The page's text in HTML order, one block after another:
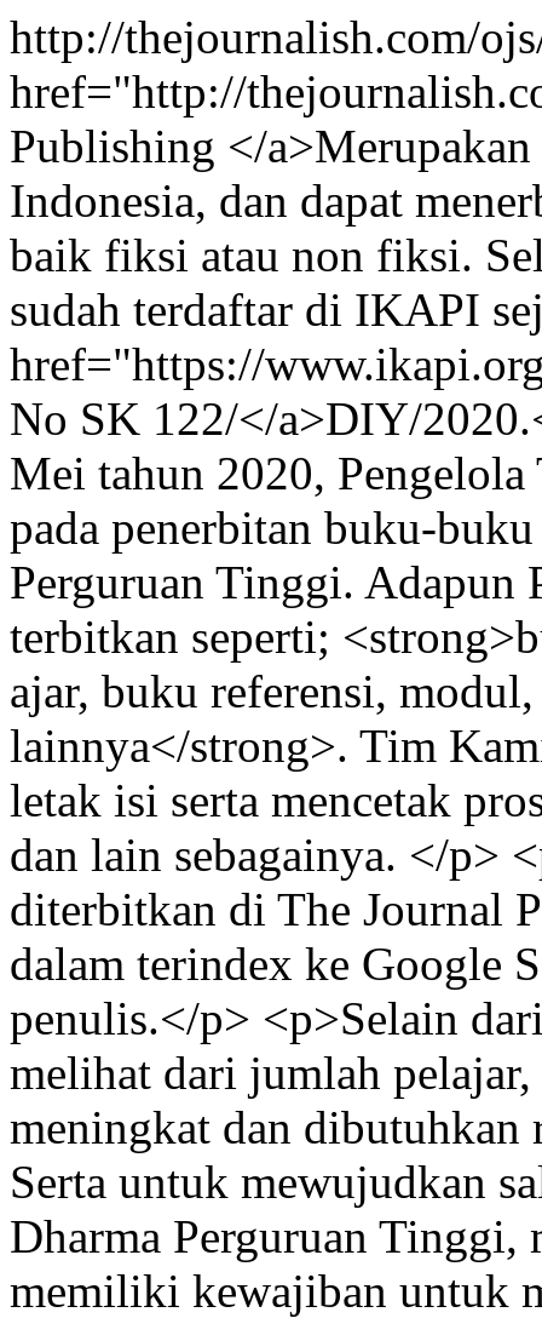
http://thejournalish.com/
href="http://
Publishing </
Indonesia, dan dapat
baik fiksi atau non fiksi.
sudah terdaftar di IKAPI
href="https://
No SK 122/</a>DIY/
Mei tahun 2020,
pada penerbitan buku-
Perguruan Tinggi. Adapun
terbitkan seperti;
ajar, buku referensi,
lainnya</strong>. Tim
letak isi serta mencetak
dan lain sebagainya. </p>
diterbitkan di The Journal
dalam terindex ke Google
penulis.</p> <p>Selain
melihat dari jumlah
meningkat dan dibutuhkan
Serta untuk mewujudkan
Dharma Perguruan
memiliki kewajiban untuk